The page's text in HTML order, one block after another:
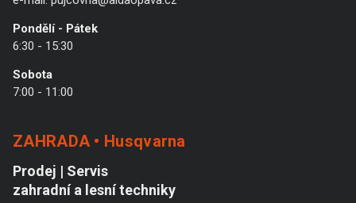
Pondělí - Pátek
6:30 - 15:30
Sobota
7:00 - 11:00
ZAHRADA • Husqvarna
Prodej | Servis
zahradní a lesní techniky